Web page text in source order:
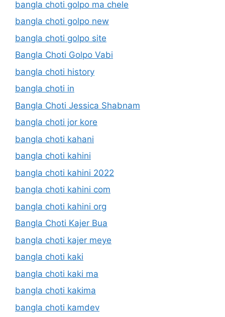
bangla choti golpo ma chele
bangla choti golpo new
bangla choti golpo site
Bangla Choti Golpo Vabi
bangla choti history
bangla choti in
Bangla Choti Jessica Shabnam
bangla choti jor kore
bangla choti kahani
bangla choti kahini
bangla choti kahini 2022
bangla choti kahini com
bangla choti kahini org
Bangla Choti Kajer Bua
bangla choti kajer meye
bangla choti kaki
bangla choti kaki ma
bangla choti kakima
bangla choti kamdev